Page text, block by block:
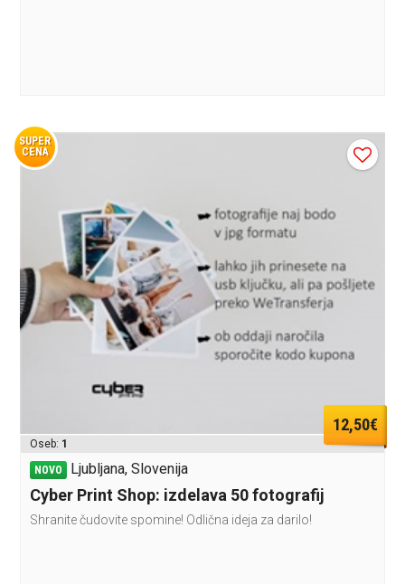
SUPER
CENA
12,50€
Oseb: 1
NOVO Ljubljana, Slovenija
Cyber Print Shop: izdelava 50 fotografij
Shranite čudovite spomine! Odlična ideja za darilo!